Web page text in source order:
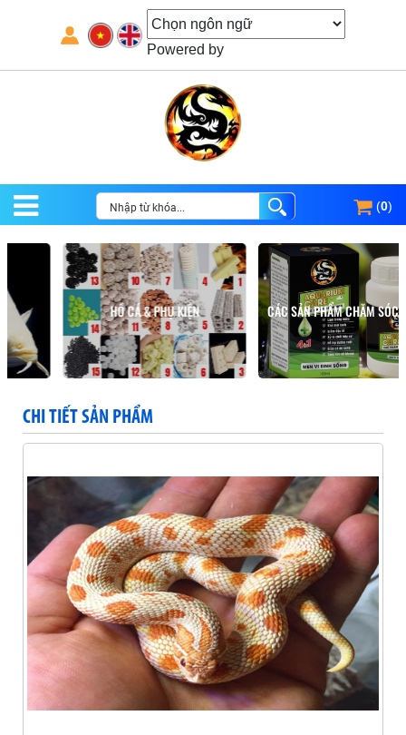
Powered by
(0)
HỒ CÁ & PHỤ KIỆN CÁC SẢN PHẨM CHĂM SÓC HỒ CÁ
CHI TIẾT SẢN PHẨM